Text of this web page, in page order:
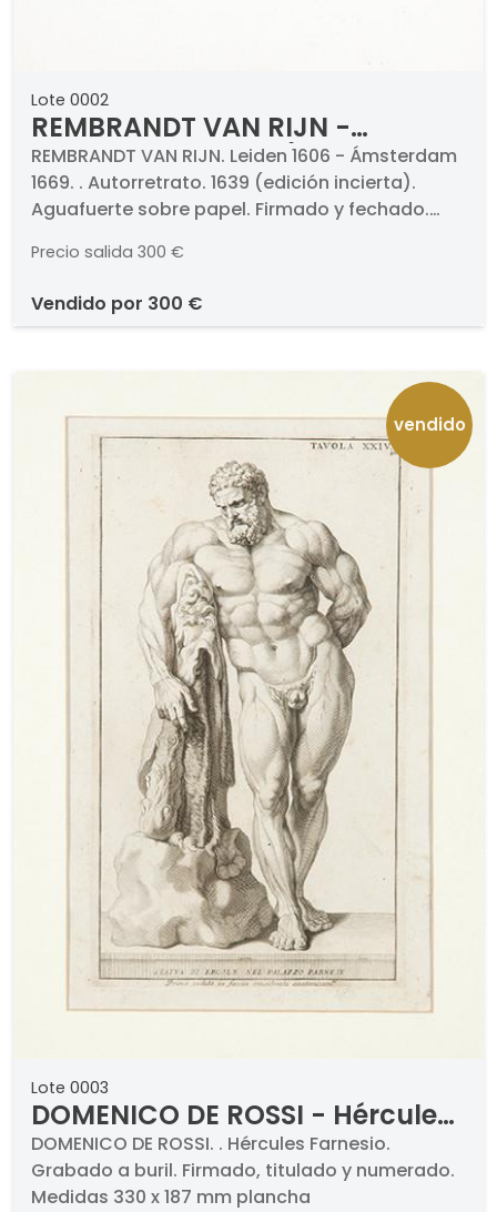
Lote 0002
REMBRANDT VAN RIJN -
Autorretrato. 1639 (edición
incierta)
REMBRANDT VAN RIJN. Leiden 1606 - Ámsterdam
1669. . Autorretrato. 1639 (edición incierta).
Aguafuerte sobre papel. Firmado y fechado.
Precio salida 300 €
vendido por 300 €
vendido
Lote 0003
DOMENICO DE ROSSI - Hércules
Farnesio
DOMENICO DE ROSSI. . Hércules Farnesio.
Grabado a buril. Firmado, titulado y numerado.
Medidas 330 x 187 mm plancha